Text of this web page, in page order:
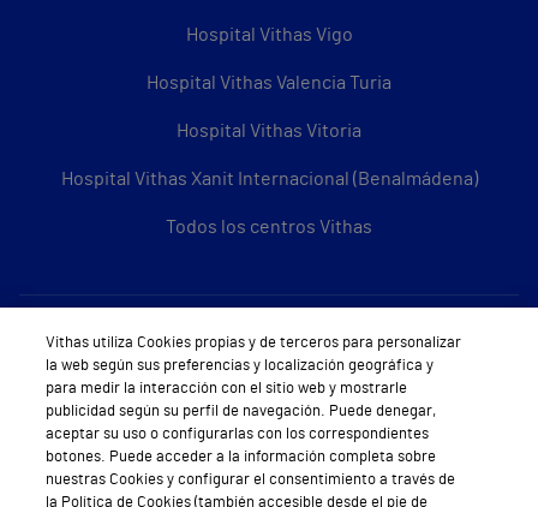
Hospital Vithas Vigo
Hospital Vithas Valencia Turia
Hospital Vithas Vitoria
Hospital Vithas Xanit Internacional (Benalmádena)
Todos los centros Vithas
Sobre Vithas
Quiénes somos
Trabajar en Vithas
Teléfono Cita Médica
Vithas utiliza Cookies propias y de terceros para personalizar
la web según sus preferencias y localización geográfica y
para medir la interacción con el sitio web y mostrarle
publicidad según su perfil de navegación. Puede denegar,
aceptar su uso o configurarlas con los correspondientes
botones. Puede acceder a la información completa sobre
nuestras Cookies y configurar el consentimiento a través de
la Política de Cookies (también accesible desde el pie de